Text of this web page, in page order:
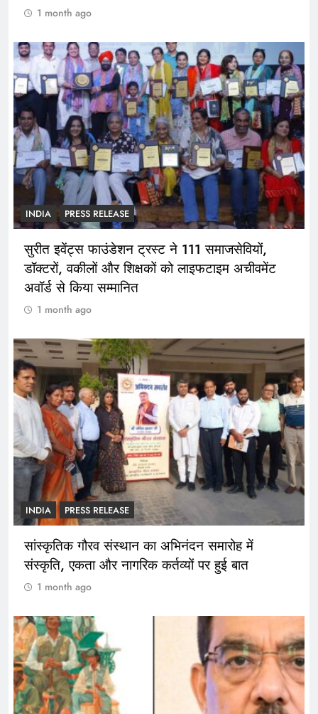
1 month ago
INDIA PRESS RELEASE
सुरीत इवेंट्स फाउंडेशन ट्रस्ट ने 111 समाजसेवियों,
डॉक्टरों, वकीलों और शिक्षकों को लाइफटाइम अचीवमेंट
अवॉर्ड से किया सम्मानित
1 month ago
INDIA PRESS RELEASE
सांस्कृतिक गौरव संस्थान का अभिनंदन समारोह में
संस्कृति, एकता और नागरिक कर्तव्यों पर हुई बात
1 month ago